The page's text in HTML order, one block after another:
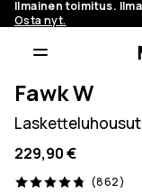
Ilmainen toimitus.
Osta nyt.
Fawk W
229,90 €
(862)
862 arvostelut, 4.8/